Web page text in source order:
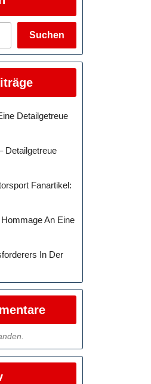
Suchen
Detailgetreue
Detailgetreue
Fanartikel:
An Eine
In Der